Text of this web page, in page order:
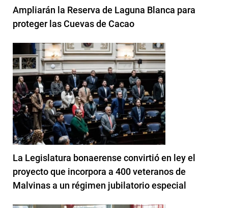
Ampliarán la Reserva de Laguna Blanca para
proteger las Cuevas de Cacao
La Legislatura bonaerense convirtió en ley el
proyecto que incorpora a 400 veteranos de
Malvinas a un régimen jubilatorio especial